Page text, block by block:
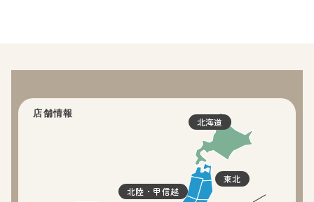
店舗情報
北海道
東北
北陸・甲信越